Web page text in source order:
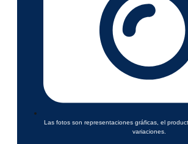
Las fotos son representaciones gráficas, el
variaciones.